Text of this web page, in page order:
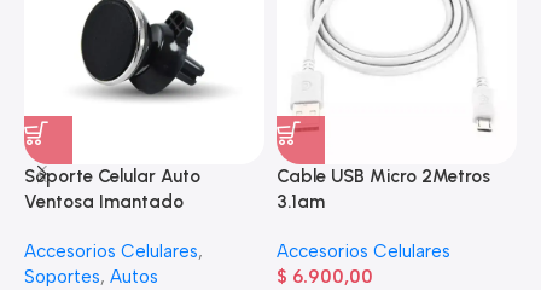
Soporte Celular Auto
Ventosa Imantado
Accesorios Celulares,
Soportes, Autos
Cable USB Micro 2Metros
3.1am
Accesorios Celulares
$ 6.900,00